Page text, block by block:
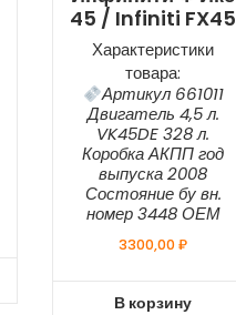
45 / Infiniti FX45
Характеристики
товара:
Артикул 661011
Двигатель 4,5 л.
VK45DE 328 л.
Коробка АКПП год
выпуска 2008
Состояние бу вн.
номер 3448 ОЕМ
3300,00₽
В корзину